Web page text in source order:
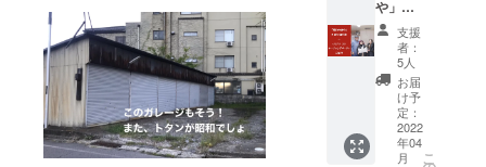
自己負
担とな
ります
のでご
了承く
ださ
い） ★
当ガ
レージ
するこ
とも、
もちろ
ん可能
です。
★宿泊
券は、
ギフト
とし
0（税
別）の
１２ヶ
月分を
特別料
金に
て、さ
らに入
居手続
や」
は、２
０２２
年４月
１７日
（日）
一粒万
倍日に
グラン
ドオー
支援
者：
5人
お届
け予
定：
2022
年04
月
こ